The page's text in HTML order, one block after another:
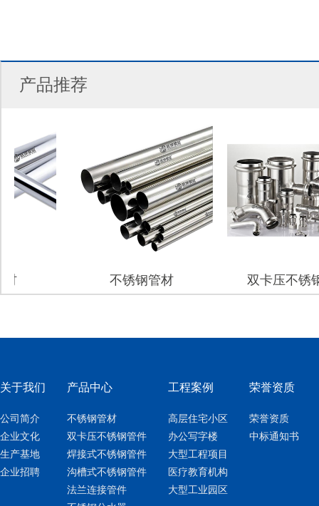
产品推荐
不锈钢管材 双卡压不锈钢管件
关于我们
公司简介
企业文化
生产基地
企业招聘
产品中心
不锈钢管材
双卡压不锈钢管件
焊接式不锈钢管件
沟槽式不锈钢管件
法兰连接管件
工程案例
高层住宅小区
办公写字楼
大型工程项目
医疗教育机构
大型工业园区
荣誉资质
荣誉资质
中标通知书